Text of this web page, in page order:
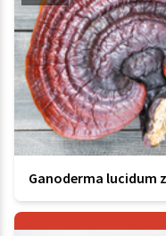
Ganoderma lucidum